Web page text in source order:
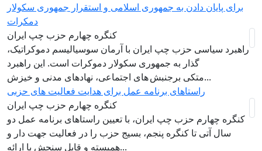
برای پایان دادن به جمهوری اسلامی و استقرار جمهوری سکولار
دمکرات
کنگره چهارم حزب چپ ایران
راهبرد سياسی حزب چپ ایران با آرمان سوسیالیسم دموکراتیک،
گذار به جمهوری سکولار دموکرات است. این راهبرد
متکی برجنبش های اجتماعی، نهادهای مدنی و خیزش‌...
راستاهای برنامه عمل برای هدایت فعالیت های حزبی
کنگره چهارم حزب چپ ایران
کنگره چهارم حزب چپ ایران، با تعیین راستاهای برنامه عمل دو
سال آتی تا کنگره پنجم، بسیج حزب را در فعالیت جهت دار و
همبسته و قابل سنجش با ارائه...